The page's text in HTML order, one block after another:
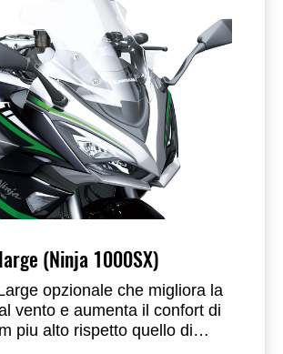
(Ninja 1000SX)
opzionale che migliora la
vento e aumenta il confort di
piu alto rispetto quello di